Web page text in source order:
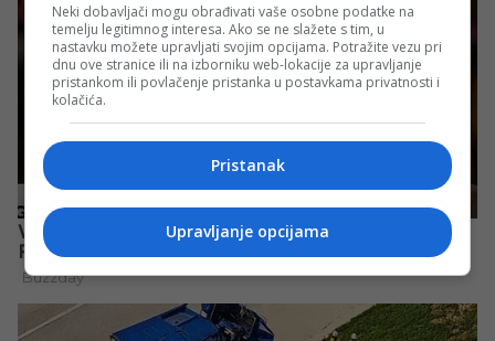
Neki dobavljači mogu obrađivati vaše osobne podatke na
temelju legitimnog interesa. Ako se ne slažete s tim, u
nastavku možete upravljati svojim opcijama. Potražite vezu pri
dnu ove stranice ili na izborniku web-lokacije za upravljanje
pristankom ili povlačenje pristanka u postavkama privatnosti i
kolačića.
Pristanak
Upravljanje opcijama